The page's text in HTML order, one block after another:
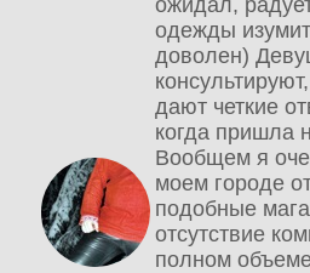
одежды
доволен)
дают четкие
когда пришла
Вообщем я
моем городе
подобные
отсутствие
полном